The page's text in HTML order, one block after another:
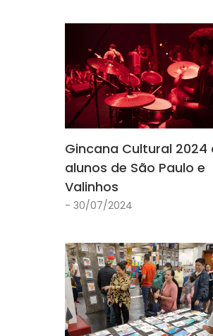
Gincana Cultural 2024
alunos de São Paulo e
Valinhos
- 30/07/2024